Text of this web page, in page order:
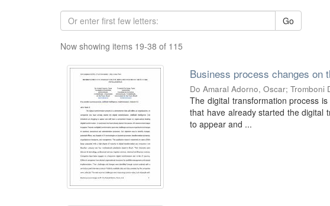
Go
Now showing items 19-38 of 115
Business process changes on
Do Amaral Adorno, Oscar;Tromboni
The digital transformation process
that have already started the digital
to appear and ...